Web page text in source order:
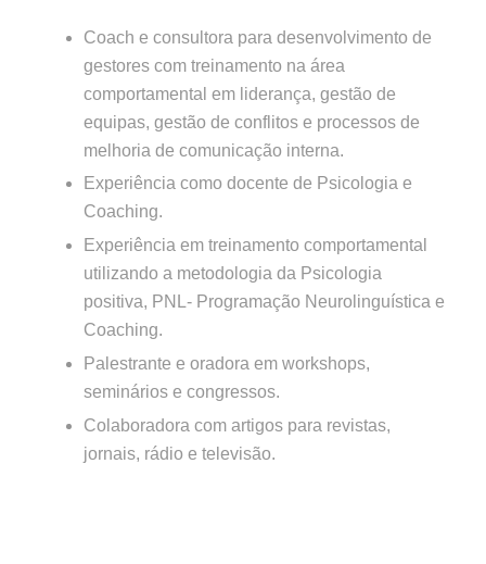
Coach e consultora para desenvolvimento de
gestores com treinamento na área
comportamental em liderança, gestão de
equipas, gestão de conflitos e processos de
melhoria de comunicação interna.
Experiência como docente de Psicologia e
Coaching.
Experiência em treinamento comportamental
utilizando a metodologia da Psicologia
positiva, PNL- Programação Neurolinguística e
Coaching.
Palestrante e oradora em workshops,
seminários e congressos.
Colaboradora com artigos para revistas,
jornais, rádio e televisão.